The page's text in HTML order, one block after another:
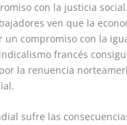
con la justicia
ven que la
un compromiso con la
francés
la renuencia
sufre las